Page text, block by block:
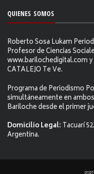
QUIENES SOMOS
Roberto Sosa Lukam
Profesor de Ciencias
www.barilochedigital.com
CATALEJO Te Ve.
Programa de Periodismo
simultáneamente en
Bariloche desde el primer
Domicilio Legal: Tacuarí
Argentina.